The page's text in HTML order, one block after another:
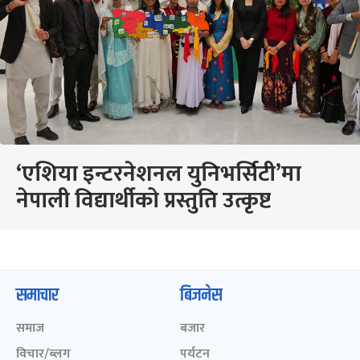
‘एशिया इन्टरनेशनल युनिभर्सिटी’मा
नेपाली विद्यार्थीको प्रस्तुति उत्कृष्ट
समाचार
समाज
विचार/ब्लग
बिजनेस
बजार
पर्यटन